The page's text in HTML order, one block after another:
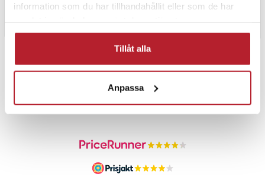
information som du har tillhandahållit eller som de har
Tillåt alla
Anpassa